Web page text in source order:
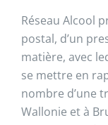
Réseau Alcool
postal, d’un
matière, avec
se mettre en
nombre d’une
Wallonie et à